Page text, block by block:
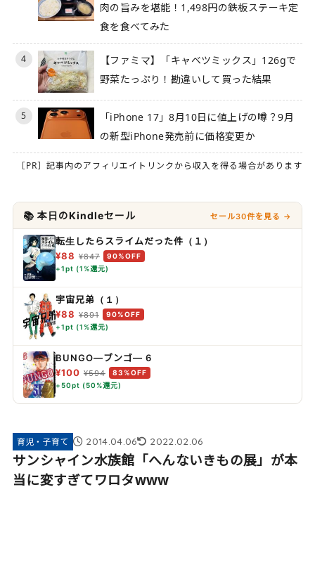
肉の旨みを堪能！1,498円の鉄板ステーキ定
食を食べてみた
4
【ファミマ】「キャベツミックス」126gで
野菜たっぷり！勘違いして買った結果
5
「iPhone 17」8月10日に値上げの噂？9月
の新型iPhone発売前に価格変更か
［PR］記事内のアフィリエイトリンクから収入を得る場合があります
📚 本日のKindleセール セール30件を見る →
転生したらスライムだった件（１）
¥88 ¥847
90%OFF
+1pt (1%還元)
宇宙兄弟（１）
¥88 ¥891
90%OFF
+1pt (1%還元)
BUNGO―ブンゴ― 6
¥100 ¥594
83%OFF
+50pt (50%還元)
育児・子育て 2014.04.06 2022.02.06
サンシャイン水族館「へんないきもの展」が本
当に変すぎてワロタwww